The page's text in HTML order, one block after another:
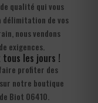
qualité qui vous
délimitation de vos
nous vendons
exigences.
tous les jours !
profiter des
notre boutique
Biot 06410.